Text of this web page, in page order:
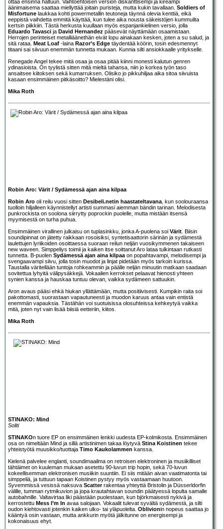
ottaa ensinnä haltuun. Vaihtoehtoisen version diskanttisempi ja kireämpi
äänimaisema saattaa miellyttää joitain puristeja, mutta kukin tavallaan. Soldiers of
Misfortune laukkaa kohti powermetallin teutoneja täynnä olevia kenttiä, eikä
eeppistä vaihdetta emmitä käyttää, kun tulee aika nousta säkeistöjen kummuilta
kertsin piikkiin. Tästä herkusta kuullaan myös espanjankielinen versio, jolla
Eduardo Tavasci ja David Hernandez pääsevät näyttämään osaamistaan.
Herrojen perinteiset metalliäänethän eivät lopu ainakaan kesken, joten a su salud, ja
sitä rataa. Meat Loaf -laina Razor’s Edge täydentää köörin, tosin edesmennyt
titaani sai siivuun enemmän tunnetta mukaan. Kunnia silti ansiokkaalle yritykselle.
Renegade Angel tekee mitä osaa ja osaa pitää kiinni monesti kalutun genren
ydinasioista. On tyylistä sitten mitä mieltä tahansa, niin jo korkea työn taso
ansaitsee kiitoksen sekä kumarruksen. Olisiko jo pikkuhiljaa aika sitoa siivuista
kasaan ensimmäinen pitkäsoitto? Mielestäni olisi.
Mika Roth
Robin Aro: Värit / Sydämessä ajan aina kilpaa
Robin Aro oli reilu vuosi sitten Desibeli.netin haastateltavana , kun soolouraansa
tuolloin hiljalleen käynnistellyt artisti summasi aiemman bändin tarinan. Melodisesta
punkrockista on soolona siirrytty poprockin puolelle, mutta mistään itsensä
myymisestä on turha puhua.
Ensimmäinen virallinen julkaisu on tuplasinkku, jonka A-puolena soi Värit . Biisin
soundipinnat on jätetty raikkaan rosoisiksi, syntetisaattorin särinän ja sydämestä
laulettujen lyriikoiden osoittaessa suoraan reilun neljän vuosikymmenen takaiseen
new waveen. Simppeliys toimii ja kaiken itse soittanut Aro lataa tulkintaan rutkasti
tunnetta. B-puolen Sydämessä ajan aina kilpaa on popahtavampi, melodisempi ja
svengaavampi siivu, jolla tosin muodot ja linjat pidetään myös tarkoin kurissa.
Taustalla väritellään tuntoja rohkeammin ja päälle neljän minuutin matkaan saadaan
sovitettua lyhyitä välipysäkkejä. Vokaalien kerrokset pelaavat hienosti yhteen
synien kanssa ja hauskaa tuntuu olevan, vaikka sydämeen sattuukin.
Aron avaus pääsi ehkä hiukan yllättämään, mutta positiivisesti. Kumpikin raita soi
pakottomasti, suorastaan vapautuneesti ja muodon karuus antaa vain entistä
enemmän vapauksia. Tästähän voi suotuisissa olosuhteissa kehkeytyä vaikka
mitä, joten nyt vain lisää biisiä eetteriin, kiitos.
Mika Roth
STINAKO: Mind
Soliti
STINAKOn tuore EP on ensimmäinen lenkki uudesta EP-kolmikosta. Ensimmäinen
osa on nimeltään Mind ja sillä artistinimen takaa löytyvä Stina Koistinen tekee
yhteistyötä muusikko/tuottaja Timo Kaukolammen kanssa.
Kielenä palvelee englanti, soundimaailma on retroisen elektroninen ja musiikilliset
tähtäimet on kuuleman mukaan asetettu 90-luvun trip hopin, sekä 70-luvun
kokeellisemman elektronisen musiikin suuntiin. Ei siis mitään aivan vaatimatonta tai
simppeliä, ja tuttuun tapaan Koistinen pystyy myös vastaamaan huutoon.
Syvemmissä vesissä naksuva Scatterrakentaa yhteyttä Bristolin ja Düsserldorfin
välille, tumman rytmikuvion ja jopa krautahtavan soundin päätyessä lopulta samalle
autobahnille. Valtavirtaa liki päästään puolestaan, kun björkmaisesti nykivä ja
kerrostettu Mess I’m In avaa salojaan. Vokaalit tulevat syvältä sydämestä, ja silti
oudon kiehtovasti jotenkin kaiken ulko- tai yläpuolelta. Oblivionin nopeus saattaa jo
kääntyä osin vastaan, mutta ankkurin myötä jälkitunne on energisempi ja
kokonaisuus ehyt.